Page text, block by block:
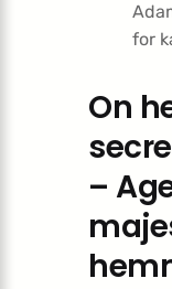
for
On
–